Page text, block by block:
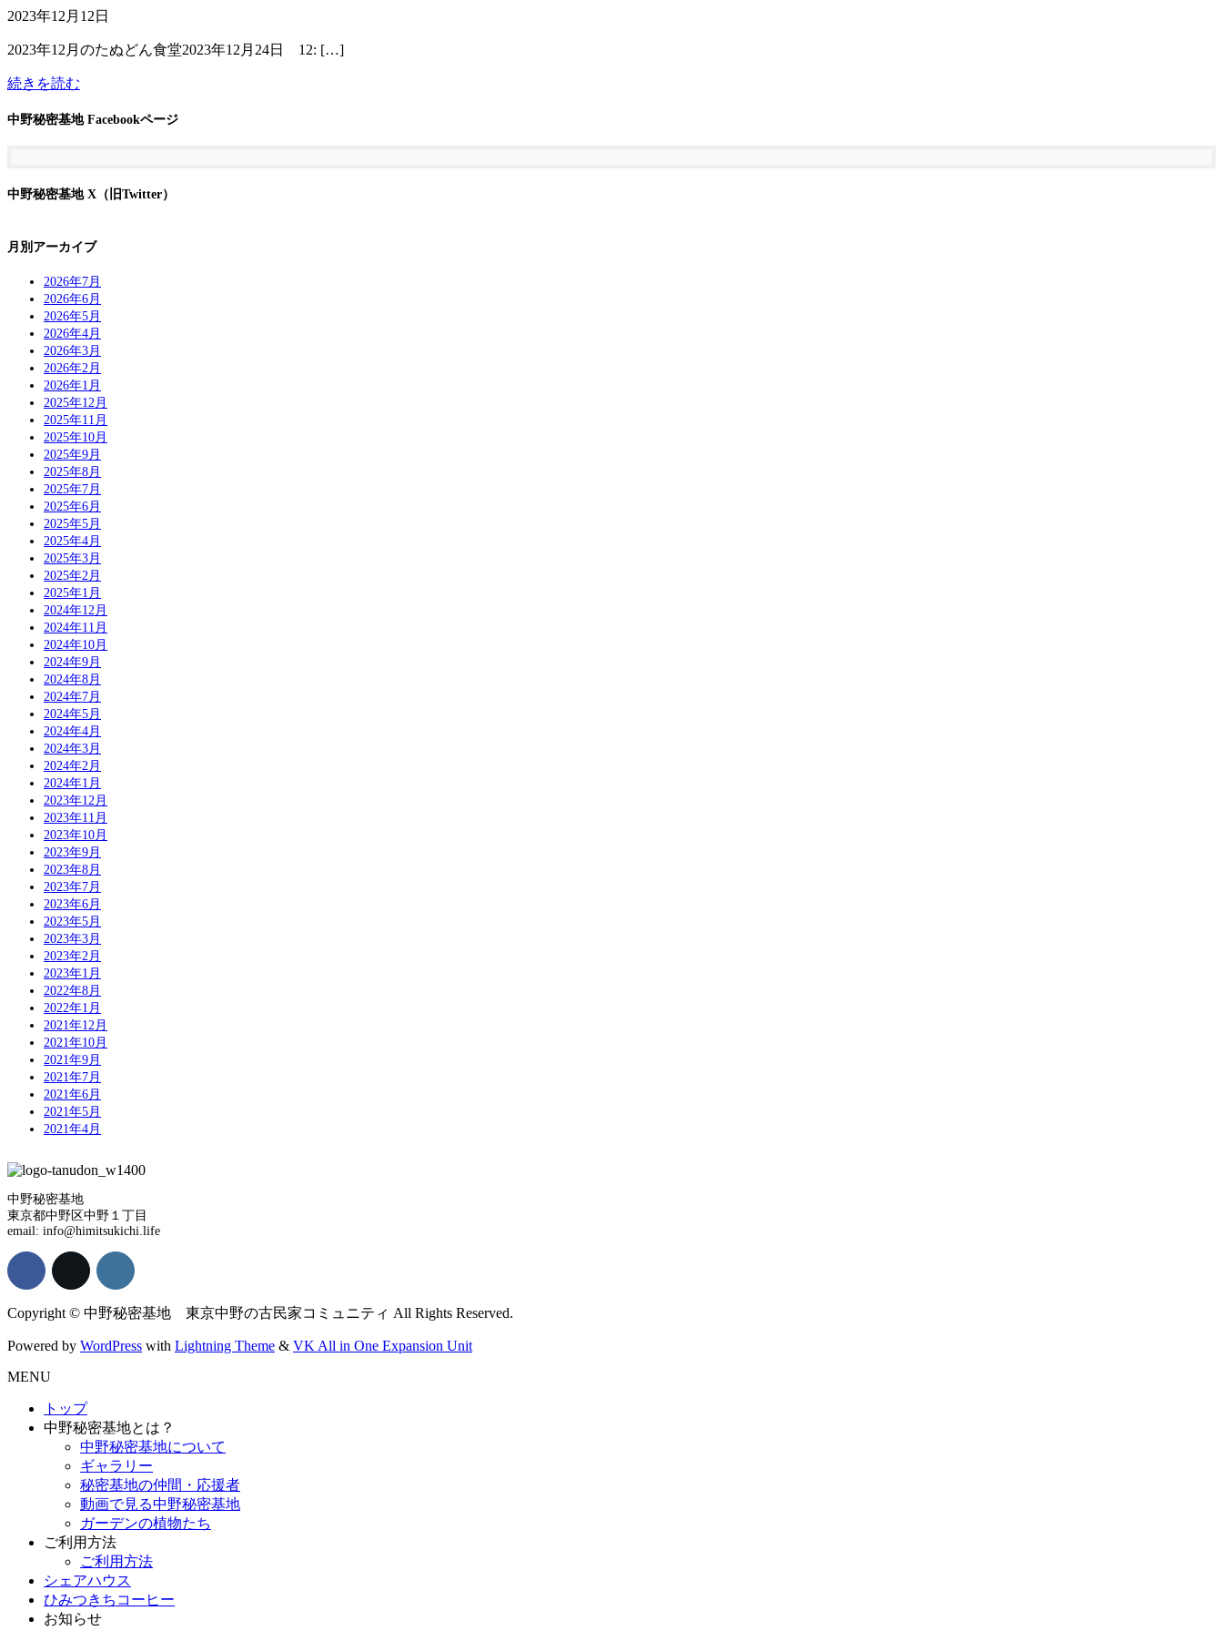
2023年12月12日
2023年12月のたぬどん食堂2023年12月24日 12: […]
続きを読む
中野秘密基地 Facebookページ
中野秘密基地 X（旧Twitter）
月別アーカイブ
2026年7月
2026年6月
2026年5月
2026年4月
2026年3月
2026年2月
2026年1月
2025年12月
2025年11月
2025年10月
2025年9月
2025年8月
2025年7月
2025年6月
2025年5月
2025年4月
2025年3月
2025年2月
2025年1月
2024年12月
2024年11月
2024年10月
2024年9月
2024年8月
2024年7月
2024年5月
2024年4月
2024年3月
2024年2月
2024年1月
2023年12月
2023年11月
2023年10月
2023年9月
2023年8月
2023年7月
2023年6月
2023年5月
2023年3月
2023年2月
2023年1月
2022年8月
2022年1月
2021年12月
2021年10月
2021年9月
2021年7月
2021年6月
2021年5月
2021年4月
中野秘密基地
東京都中野区中野１丁目
email: info@himitsukichi.life
Copyright © 中野秘密基地 東京中野の古民家コミュニティ All Rights Reserved.
Powered by WordPress with Lightning Theme & VK All in One Expansion Unit
MENU
トップ
中野秘密基地とは？
中野秘密基地について
ギャラリー
秘密基地の仲間・応援者
動画で見る中野秘密基地
ガーデンの植物たち
ご利用方法
ご利用方法
シェアハウス
ひみつきちコーヒー
お知らせ